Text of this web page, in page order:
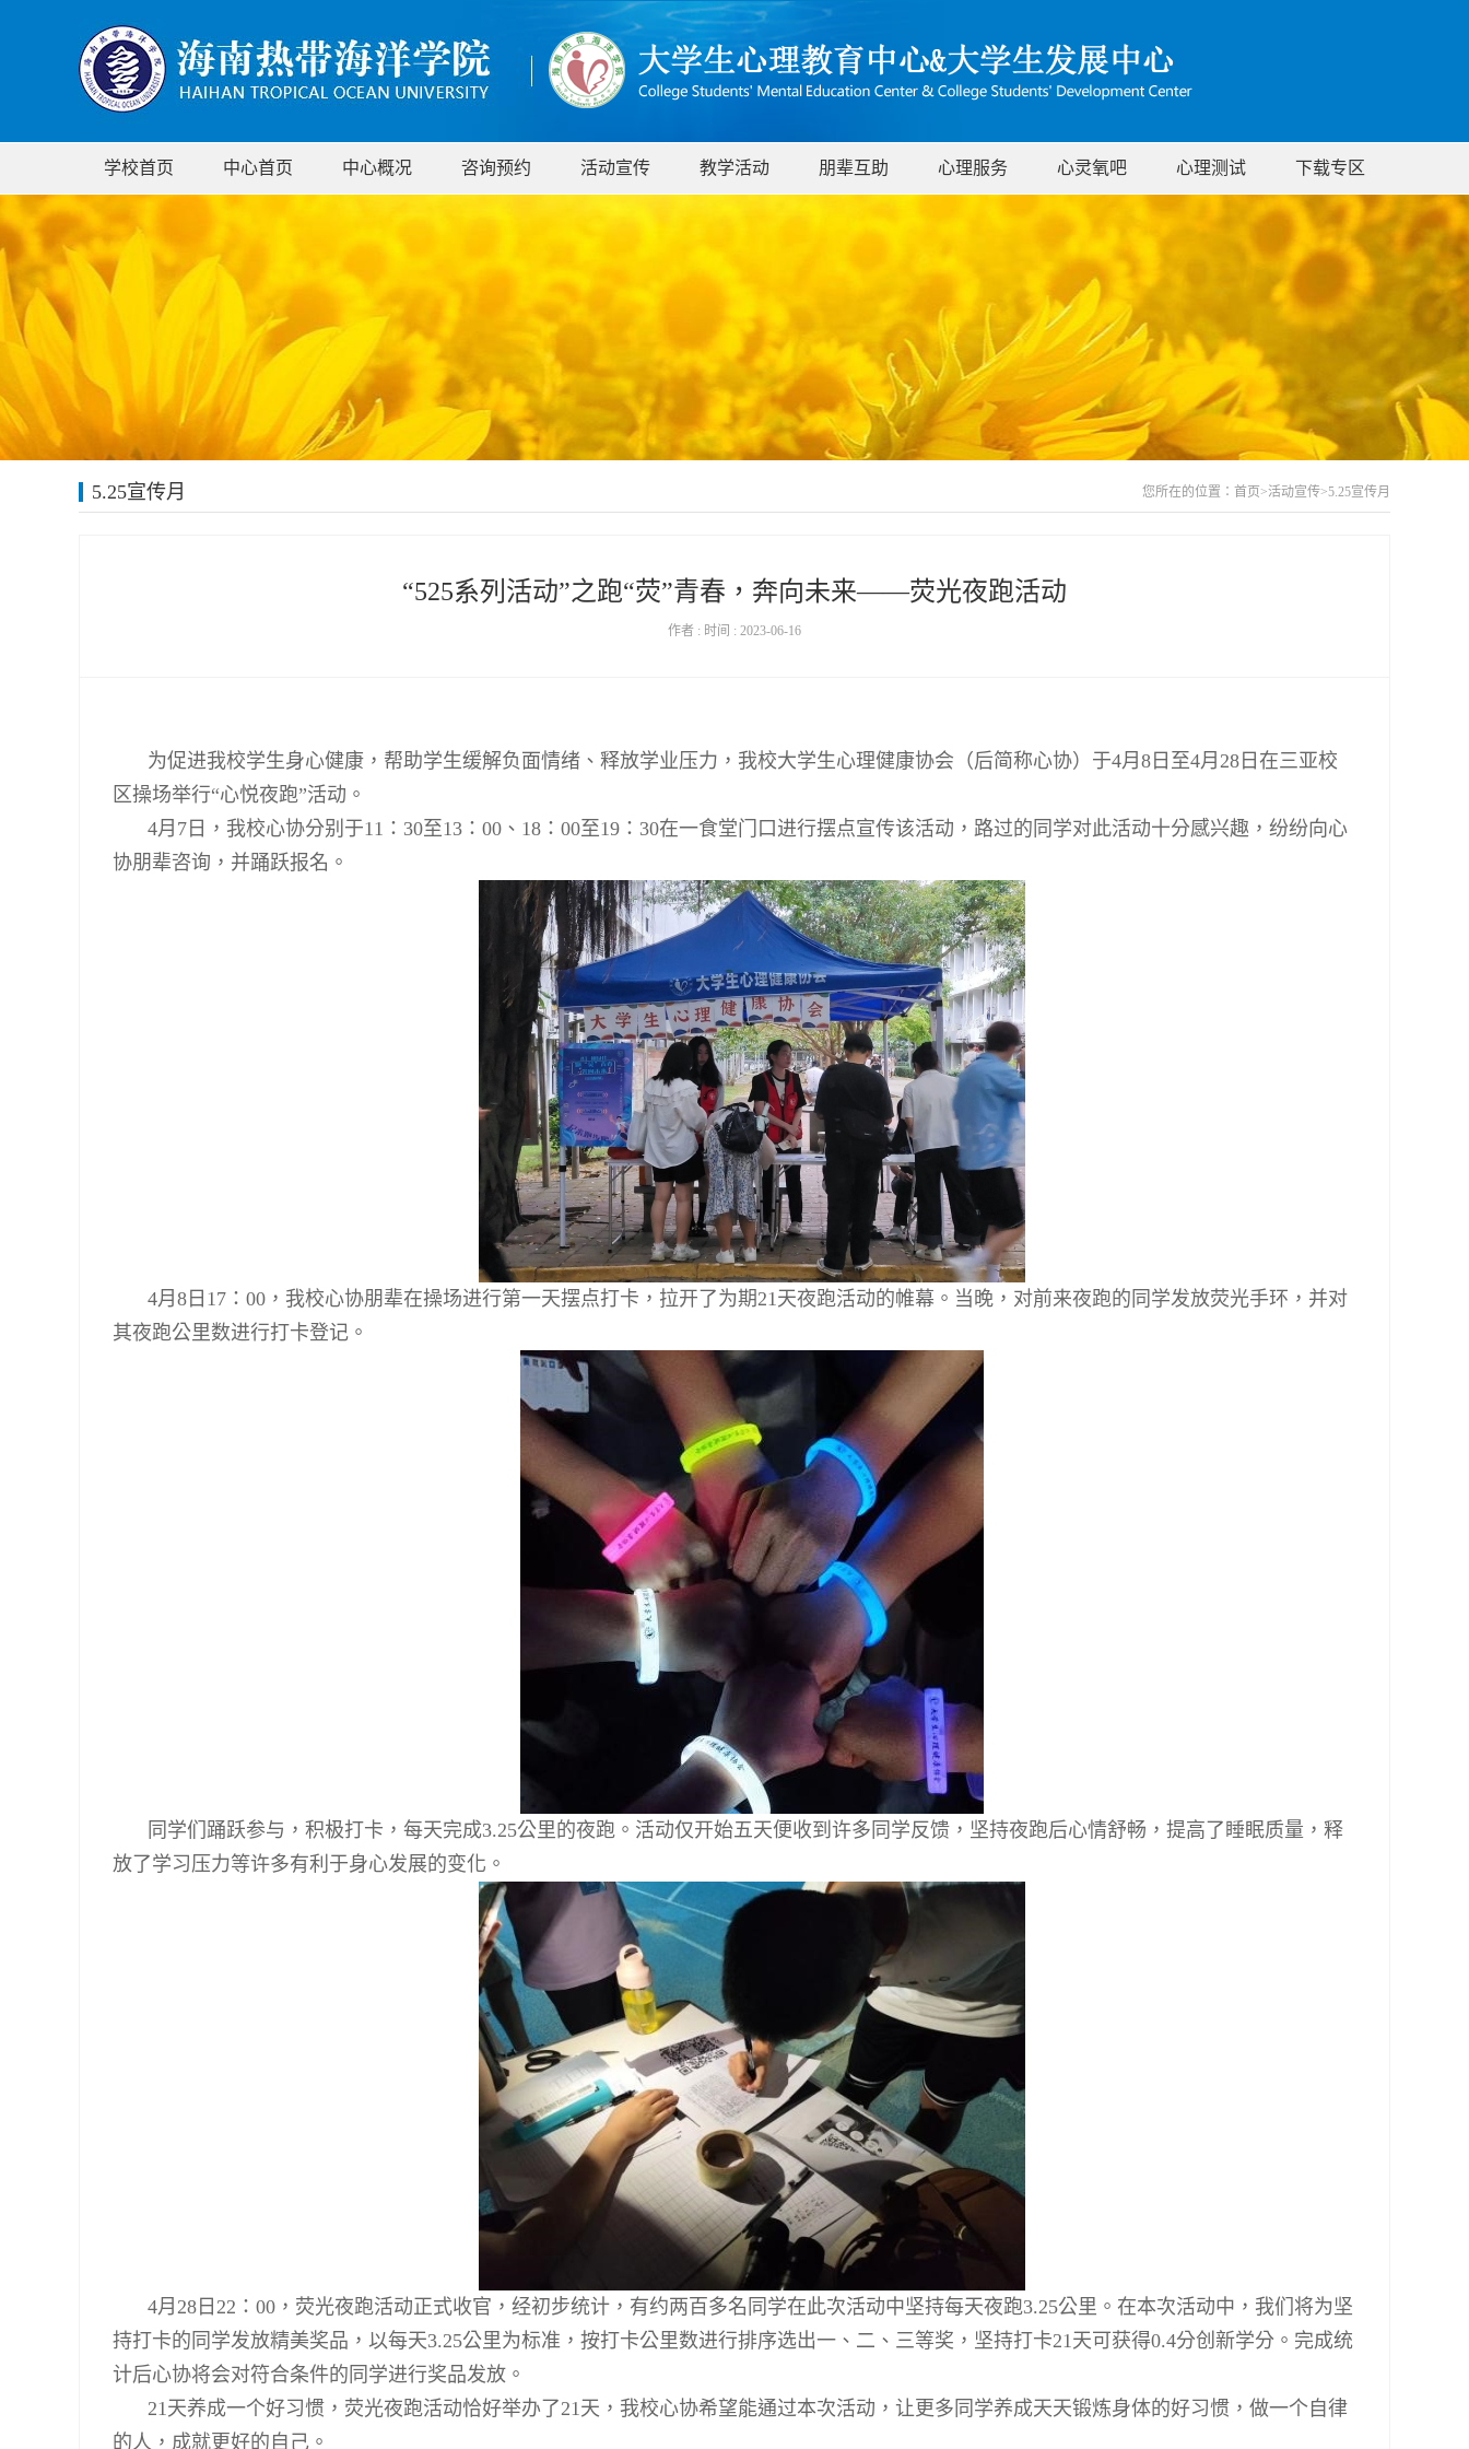
学校首页 中心首页 中心概况 咨询预约 活动宣传 教学活动 朋辈互助 心理服务 心灵氧吧 心理测试 下载专区
5.25宣传月 您所在的位置： 首页 >活动宣传>5.25宣传月
“525系列活动”之跑“荧”青春，奔向未来——荧光夜跑活动
作者 : 时间 : 2023-06-16
为促进我校学生身心健康，帮助学生缓解负面情绪、释放学业压力，我校大学生心理健康协会（后简称心协）于4月 8 日至4月 28 日在三亚校
区操场举行“心悦夜跑”活动。
4月 7 日，我校心协分别于11 ： 30至13 ： 00 、 18 ： 00至19 ： 30在一食堂门口进行摆点宣传该活动，路过的同学对此活动十分感兴趣，纷纷向心
协朋辈咨询，并踊跃报名。
4月 8 日 17 ： 00 ，我校心协朋辈在操场进行第一天摆点打卡，拉开了为期21天夜跑活动的帷幕。当晚，对前来夜跑的同学发放荧光手环，并对
其夜跑公里数进行打卡登记。
同学们踊跃参与，积极打卡，每天完成3.25公里的夜跑。活动仅开始五天便收到许多同学反馈，坚持夜跑后心情舒畅，提高了睡眠质量，释
放了学习压力等许多有利于身心发展的变化。
4月 28 日 22 ： 00 ，荧光夜跑活动正式收官，经初步统计，有约两百多名同学在此次活动中坚持每天夜跑3.25公里。在本次活动中，我们将为坚
持打卡的同学发放精美奖品，以每天3.25公里为标准，按打卡公里数进行排序选出一、二、三等奖，坚持打卡21天可获得0.4分创新学分。完成统
计后心协将会对符合条件的同学进行奖品发放。
21天养成一个好习惯，荧光夜跑活动恰好举办了21天，我校心协希望能通过本次活动，让更多同学养成天天锻炼身体的好习惯，做一个自律
的人，成就更好的自己。